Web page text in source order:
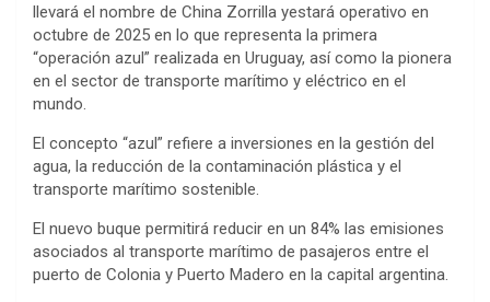
llevará el nombre de China Zorrilla yestará operativo en
octubre de 2025 en lo que representa la primera
“operación azul” realizada en Uruguay, así como la pionera
en el sector de transporte marítimo y eléctrico en el
mundo.
El concepto “azul” refiere a inversiones en la gestión del
agua, la reducción de la contaminación plástica y el
transporte marítimo sostenible.
El nuevo buque permitirá reducir en un 84% las emisiones
asociados al transporte marítimo de pasajeros entre el
puerto de Colonia y Puerto Madero en la capital argentina.